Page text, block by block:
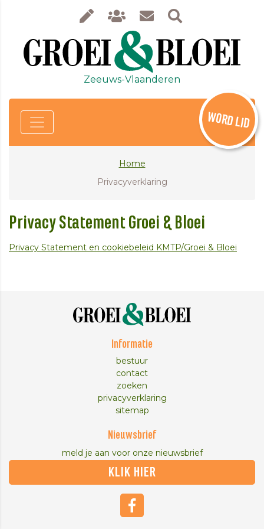
Zeeuws-Vlaanderen
WORD LID
Home
Privacyverklaring
Privacy Statement Groei & Bloei
Privacy Statement en cookiebeleid KMTP/Groei & Bloei
Informatie
bestuur
contact
zoeken
privacyverklaring
sitemap
Nieuwsbrief
meld je aan voor onze nieuwsbrief
KLIK HIER